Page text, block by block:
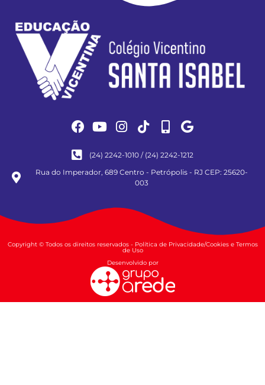
(24) 2242-1010 / (24) 2242-1212
Rua do Imperador, 689 Centro - Petrópolis - RJ CEP: 25620-
003
Copyright © Todos os direitos reservados - Política de Privacidade/Cookies e Termos
de Uso
Desenvolvido por